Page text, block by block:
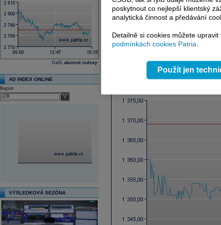
Další akciové indexy
AD INDEX ONLINE
Region
select
VÝSLEDKOVÁ SEZÓNA
Ex-dividenda den
Průměrná cílová cena
Reklama
poskytnout co nejlepší klientský
analytická činnost a předávání
Detailně si cookies můžete
podmínkách cookies Patria.
Použít jen